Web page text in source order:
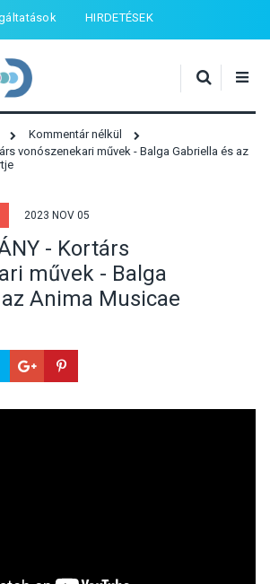
HIRDETÉSEK
Kommentár nélkül
vonószenekari művek - Balga Gabriella és az
2023 NOV 05
- Kortárs
művek - Balga
Anima Musicae